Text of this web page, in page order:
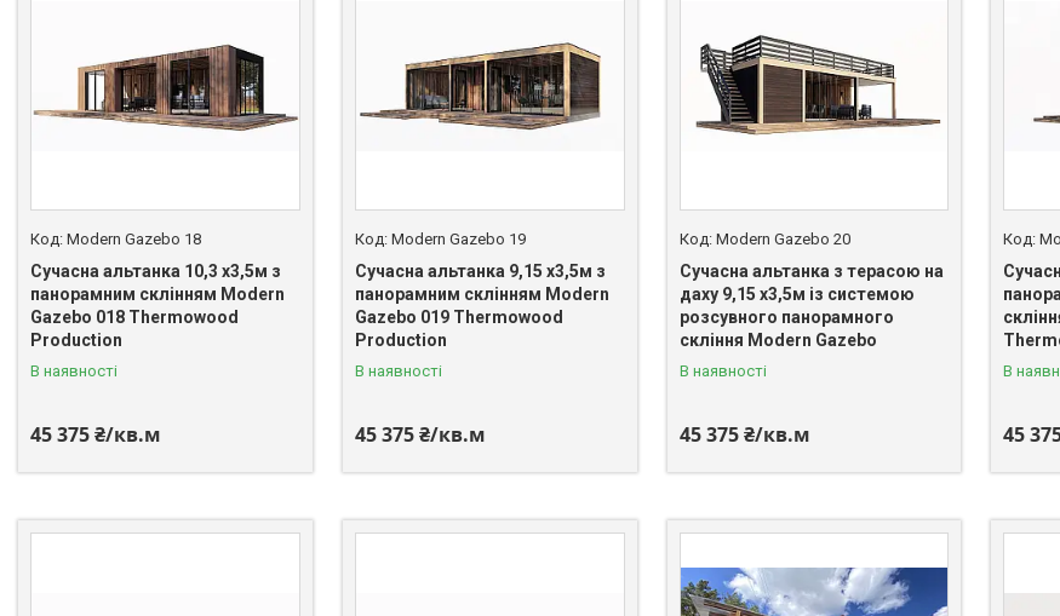
Modern Gazebo 18
Сучасна альтанка 10,3 х3,5м з
панорамним склінням Modern
Gazebo 018 Thermowood
Production
В наявності
45 375 ₴/кв.м
Modern Gazebo 19
Сучасна альтанка 9,15 х3,5м з
панорамним склінням Modern
Gazebo 019 Thermowood
Production
В наявності
45 375 ₴/кв.м
Modern Gazebo 20
Сучасна альтанка з терасою на
даху 9,15 х3,5м із системою
розсувного панорамного
скління Modern Gazebo
В наявності
45 375 ₴/кв.м
В
45